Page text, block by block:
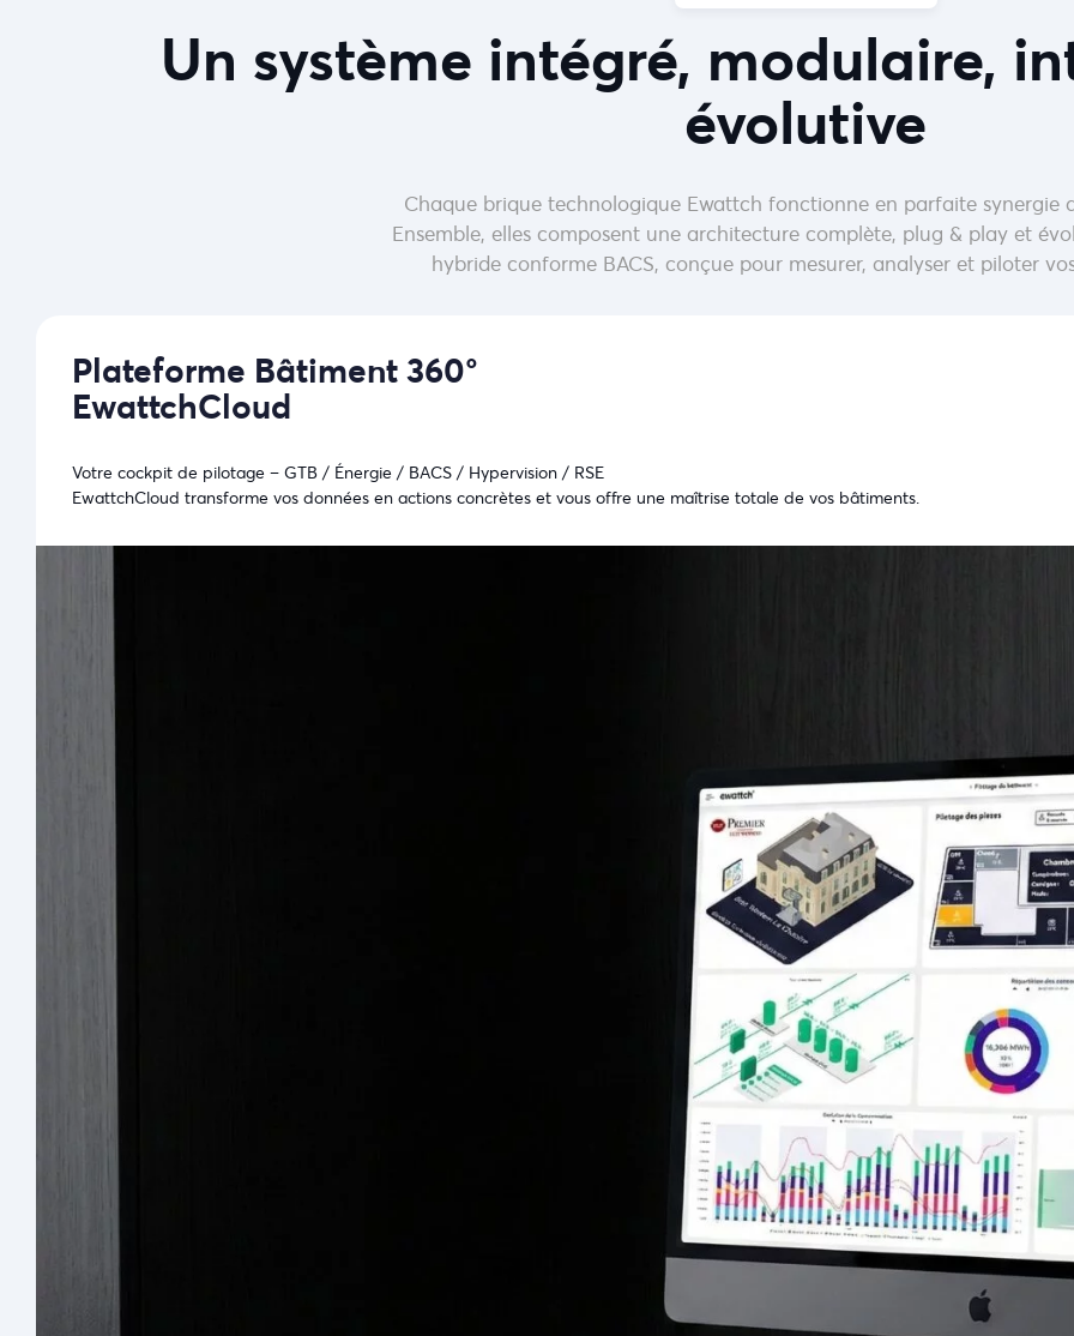
Un système intégré, modulaire,
évolutive
Chaque brique technologique Ewattch fonctionne en parfaite synergie
Ensemble, elles composent une architecture complète, plug & play et
hybride conforme BACS, conçue pour mesurer, analyser et piloter
Plateforme Bâtiment 360°
EwattchCloud
Votre cockpit de pilotage – GTB / Énergie / BACS / Hypervision / RSE
EwattchCloud transforme vos données en actions concrètes et vous offre une maîtrise totale de vos bâtiments.